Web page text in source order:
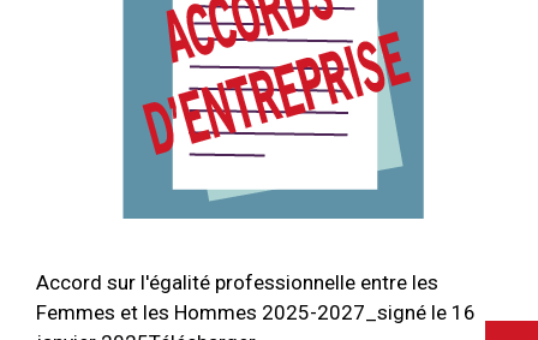
Accord sur l'égalité professionnelle entre les
Femmes et les Hommes 2025-2027_signé le 16